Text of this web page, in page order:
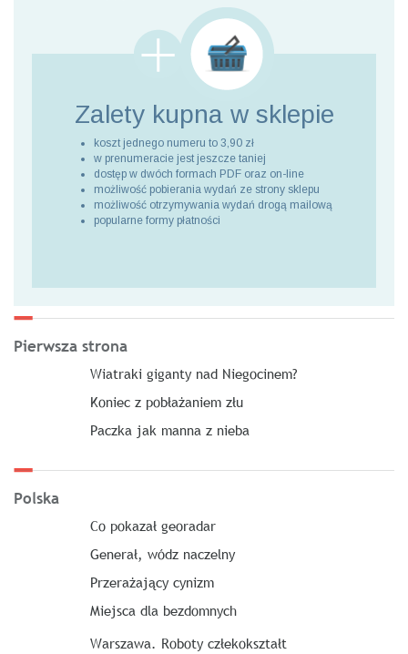
Zalety kupna w sklepie
koszt jednego numeru to 3,90 zł
w prenumeracie jest jeszcze taniej
dostęp w dwóch formach PDF oraz on-line
możliwość pobierania wydań ze strony sklepu
możliwość otrzymywania wydań drogą mailową
popularne formy płatności
Pierwsza strona
Wiatraki giganty nad Niegocinem?
Koniec z pobłażaniem złu
Paczka jak manna z nieba
Polska
Co pokazał georadar
Generał, wódz naczelny
Przerażający cynizm
Miejsca dla bezdomnych
Warszawa. Roboty człekokształt